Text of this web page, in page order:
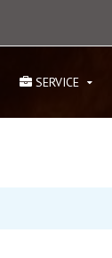
SERVICE